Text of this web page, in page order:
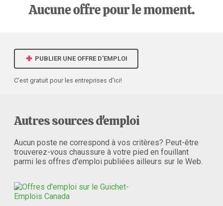
PUBLIER UNE OFFRE D'EMPLOI
C'est gratuit pour les entreprises d'ici!
Autres sources d'emploi
Aucun poste ne correspond à vos critères? Peut-être
trouverez-vous chaussure à votre pied en fouillant
parmi les offres d'emploi publiées ailleurs sur le Web.